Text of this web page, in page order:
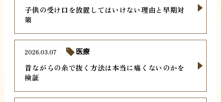
子供の受け口を放置してはいけない理由と早期対
策
昔ながらの糸で抜く方法は本当に痛くないのかを
検証
2026.03.07 医療